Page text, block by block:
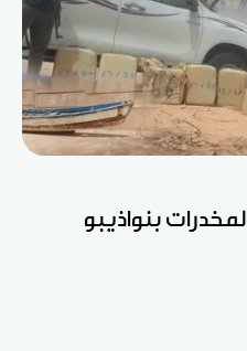
بنواذيبو